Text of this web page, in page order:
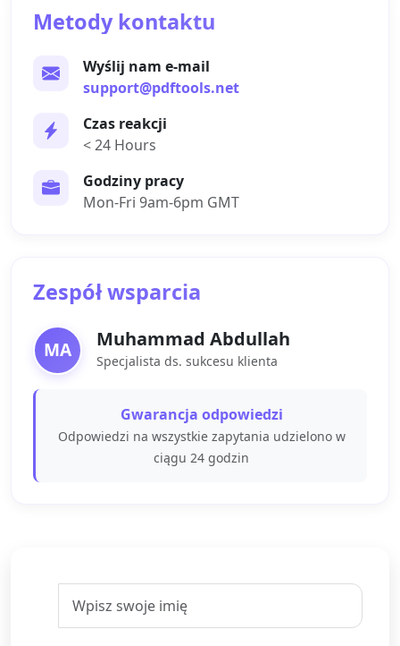
Metody kontaktu
Wyślij nam e-mail
support@pdftools.net
Czas reakcji
< 24 Hours
Godziny pracy
Mon-Fri 9am-6pm GMT
Zespół wsparcia
MA Muhammad Abdullah
Specjalista ds. sukcesu klienta
Gwarancja odpowiedzi
Odpowiedzi na wszystkie zapytania udzielono w
ciągu 24 godzin